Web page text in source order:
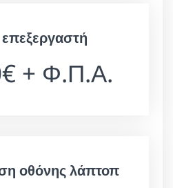
+ Φ.Π.Α.
οθόνης λάπτοπ